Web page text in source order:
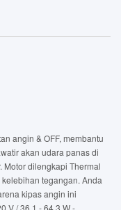
angin & OFF, membantu
akan udara panas di
Motor dilengkapi Thermal
tegangan. Anda
kipas angin ini
V / 36,1 - 64,3 W -